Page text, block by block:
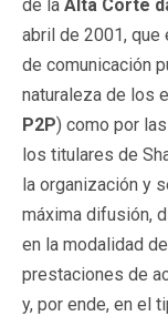
de la Alta Corte
abril de 2001, que
de comunicación
naturaleza de los
P2P) como por
los titulares de
la organización y
máxima difusión,
en la modalidad
prestaciones de
y, por ende, en el